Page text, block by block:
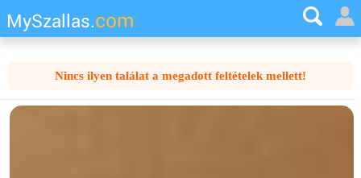
MySzallas.com
Nincs ilyen találat a megadott feltételek mellett!